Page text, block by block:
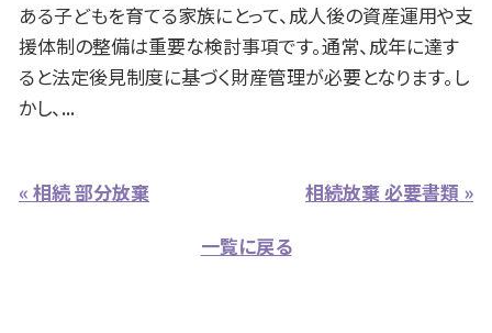
ある子どもを育てる家族にとって、成人後の資産運用や支
援体制の整備は重要な検討事項です。通常、成年に達す
ると法定後見制度に基づく財産管理が必要となります。し
かし、...
« 相続 部分放棄
相続放棄 必要書類 »
一覧に戻る